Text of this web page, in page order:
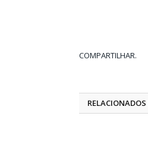
COMPARTILHAR.
RELACIONADOS